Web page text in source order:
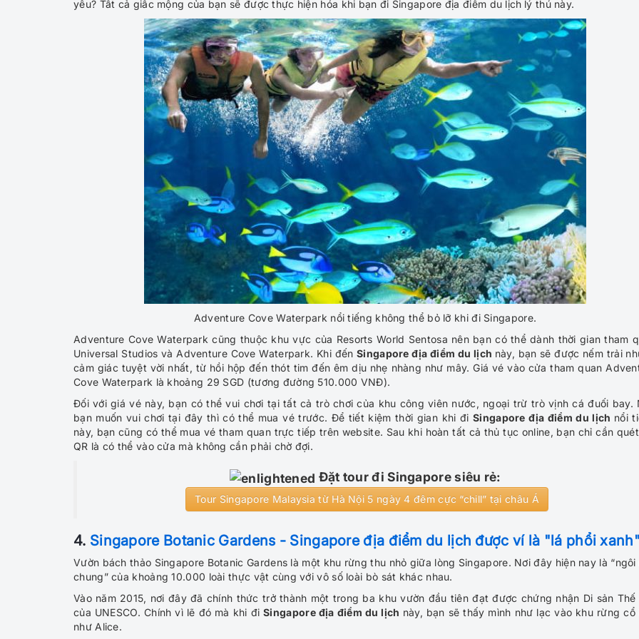
yêu? Tất cả giấc mộng của bạn sẽ được thực hiện hóa khi bạn đi Singapore địa điểm du lịch lý thú này.
Adventure Cove Waterpark nổi tiếng không thể bỏ lỡ khi đi Singapore.
Adventure Cove Waterpark cũng thuộc khu vực của Resorts World Sentosa nên bạn có thể dành thời gian tham
Universal Studios và Adventure Cove Waterpark. Khi đếnSingapore địa điểm du lịch này, bạn sẽ được nếm trải
cảm giác tuyệt vời nhất, từ hồi hộp đến thót tim đến êm dịu nhẹ nhàng như mây. Giá vé vào cửa tham quan
Cove Waterpark là khoảng 29 SGD (tương đường 510.000 VNĐ).
Đối với giá vé này, bạn có thể vui chơi tại tất cả trò chơi của khu công viên nước, ngoại trừ trò vịnh cá đuối bay.
bạn muốn vui chơi tại đây thì có thể mua vé trước. Để tiết kiệm thời gian khi điSingapore địa điểm du lịch nổi
này, bạn cũng có thể mua vé tham quan trực tiếp trên website. Sau khi hoàn tất cả thủ tục online, bạn chỉ cần
QR là có thể vào cửa mà không cần phải chờ đợi.
​Đặt tour đi Singapore siêu rẻ:
​Tour Singapore Malaysia từ Hà Nội 5 ngày 4 đêm cực “chill” tại châu Á
4. Singapore Botanic Gardens - Singapore địa điểm du lịch được ví là "lá phổi xanh"
Vườn bách thảo Singapore Botanic Gardens là một khu rừng thu nhỏ giữa lòng Singapore. Nơi đây hiện nay là “ngôi
chung” của khoảng 10.000 loài thực vật cùng với vô số loài bò sát khác nhau.
Vào năm 2015, nơi đây đã chính thức trở thành một trong ba khu vườn đầu tiên đạt được chứng nhận Di sản Thế
của UNESCO. Chính vì lẽ đó mà khi điSingapore địa điểm du lịch này, bạn sẽ thấy mình như lạc vào khu rừng cổ
như Alice.